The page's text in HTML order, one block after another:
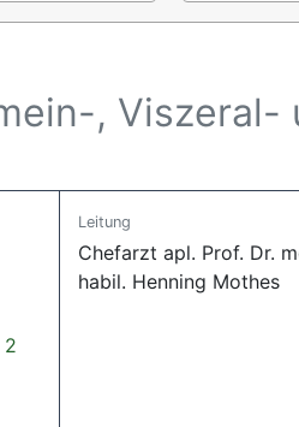
, Viszeral-
2
Leitung
Chefarzt apl. Prof. Dr.
habil. Henning Mothes